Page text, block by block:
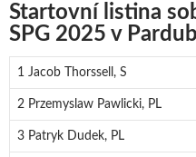
Startovní listina
SPG 2025 v
1 Jacob Thorssell, S
2 Przemyslaw Pawlicki, PL
3 Patryk Dudek, PL